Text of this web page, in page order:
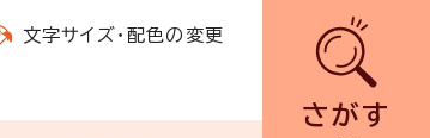
文字サイズ・配色の変更
さがす